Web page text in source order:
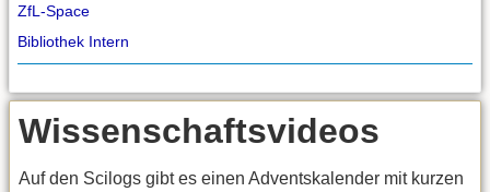
ZfL-Space
Bibliothek Intern
Wissenschaftsvideos
Auf den Scilogs gibt es einen Adventskalender mit kurzen